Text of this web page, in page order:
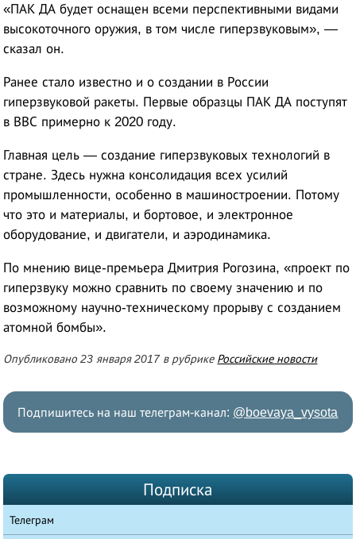
«ПАК ДА будет оснащен всеми перспективными видами
высокоточного оружия, в том числе гиперзвуковым», —
сказал он.
Ранее стало известно и о создании в России
гиперзвуковой ракеты. Первые образцы ПАК ДА поступят
в ВВС примерно к 2020 году.
Главная цель — создание гиперзвуковых технологий в
стране. Здесь нужна консолидация всех усилий
промышленности, особенно в машиностроении. Потому
что это и материалы, и бортовое, и электронное
оборудование, и двигатели, и аэродинамика.
По мнению вице-премьера Дмитрия Рогозина, «проект по
гиперзвуку можно сравнить по своему значению и по
возможному научно-техническому прорыву с созданием
атомной бомбы».
Опубликовано 23 января 2017 в рубрике Российские новости
Подпишитесь на наш телеграм-канал: @boevaya_vysota
Подписка
Телеграм